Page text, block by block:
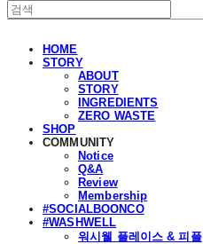
HOME
STORY
ABOUT
STORY
INGREDIENTS
ZERO WASTE
SHOP
COMMUNITY
Notice
Q&A
Review
Membership
#SOCIALBOONCO
#WASHWELL
워시웰 플레이스 & 피플